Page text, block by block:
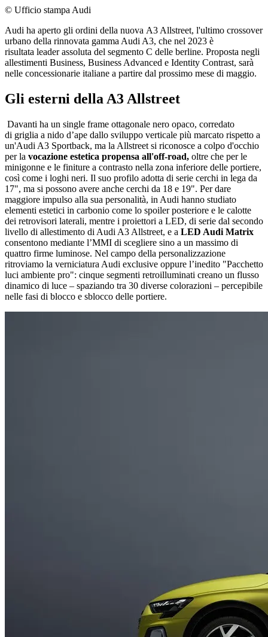
© Ufficio stampa Audi
Audi ha aperto gli ordini della nuova A3 Allstreet, l'ultimo crossover
urbano della rinnovata gamma Audi A3, che nel 2023 è
risultata leader assoluta del segmento C delle berline. Proposta negli
allestimenti Business, Business Advanced e Identity Contrast, sarà
nelle concessionarie italiane a partire dal prossimo mese di maggio.
Gli esterni della A3 Allstreet
Davanti ha un single frame ottagonale nero opaco, corredato
di griglia a nido d’ape dallo sviluppo verticale più marcato rispetto a
un'Audi A3 Sportback, ma la Allstreet si riconosce a colpo d'occhio
per la vocazione estetica propensa all'off-road, oltre che per le
minigonne e le finiture a contrasto nella zona inferiore delle portiere,
così come i loghi neri. Il suo profilo adotta di serie cerchi in lega da
17", ma si possono avere anche cerchi da 18 e 19". Per dare
maggiore impulso alla sua personalità, in Audi hanno studiato
elementi estetici in carbonio come lo spoiler posteriore e le calotte
dei retrovisori laterali, mentre i proiettori a LED, di serie dal secondo
livello di allestimento di Audi A3 Allstreet, e a LED Audi Matrix
consentono mediante l’MMI di scegliere sino a un massimo di
quattro firme luminose. Nel campo della personalizzazione
ritroviamo la verniciatura Audi exclusive oppure l’inedito "Pacchetto
luci ambiente pro": cinque segmenti retroilluminati creano un flusso
dinamico di luce – spaziando tra 30 diverse colorazioni – percepibile
nelle fasi di blocco e sblocco delle portiere.